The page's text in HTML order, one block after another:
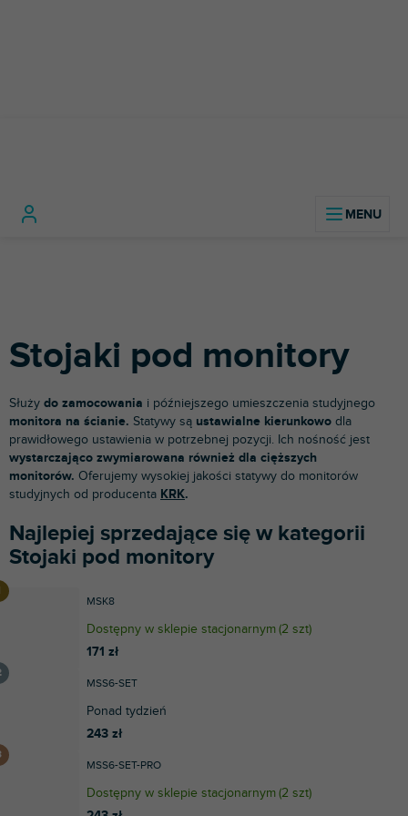
Stojaki pod monitory
Służy do zamocowania i późniejszego umieszczenia studyjnego
monitora na ścianie. Statywy są ustawialne kierunkowo dla
prawidłowego ustawienia w potrzebnej pozycji. Ich nośność jest
wystarczająco zwymiarowana również dla cięższych
monitorów. Oferujemy wysokiej jakości statywy do monitorów
studyjnych od producenta KRK.
Najlepiej sprzedające się w kategorii
Stojaki pod monitory
MSK8
Dostępny w sklepie stacjonarnym(2 szt)
171 zł
MSS6-SET
Ponad tydzień
243 zł
MSS6-SET-PRO
Dostępny w sklepie stacjonarnym(2 szt)